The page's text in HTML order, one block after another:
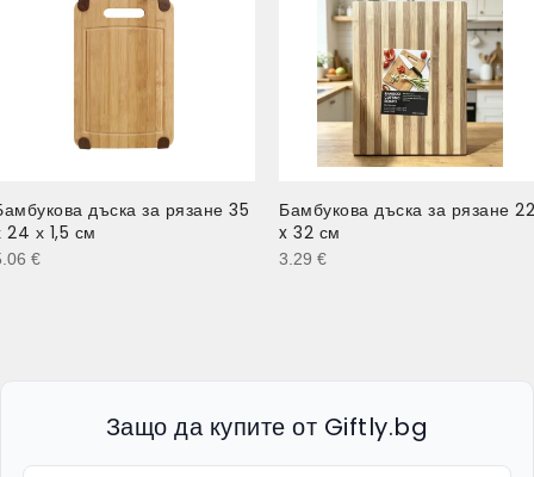
дъска за рязане 35
24 х 1,5 см
€
Бамбукова дъска за рязане 22
x 32 см
3.29 €
Защо да купите от Giftly.bg